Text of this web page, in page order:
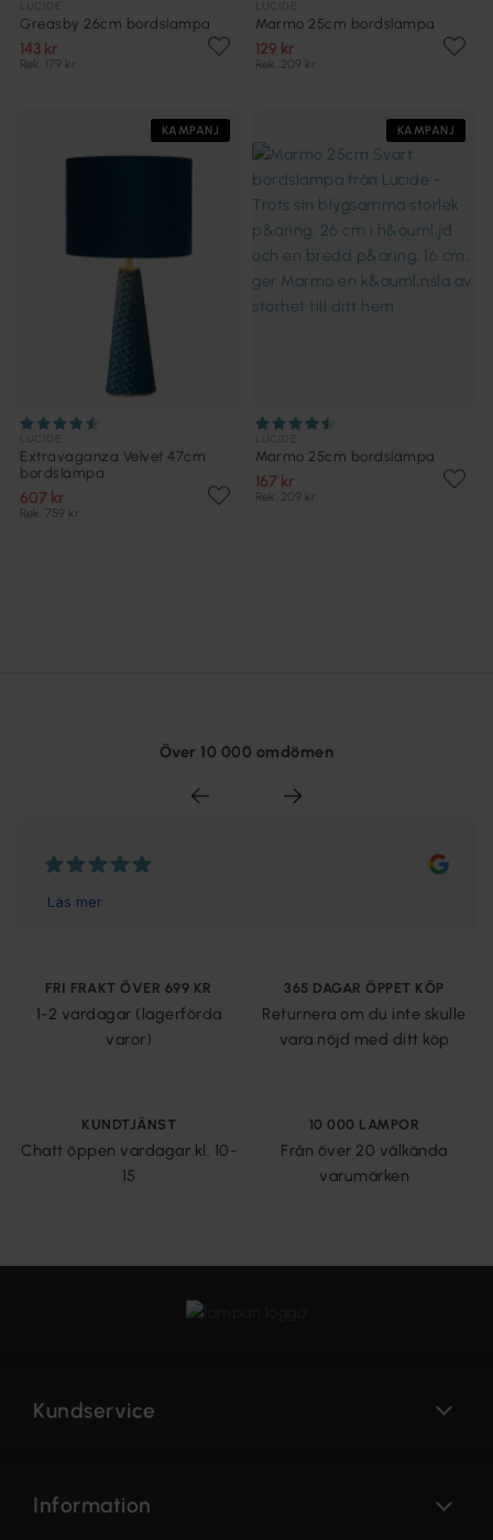
Greasby 26cm bordslampa
143 kr
Rek. 179 kr
Marmo 25cm bordslampa
129 kr
Rek. 209 kr
KAMPANJ
Extravaganza Velvet 47cm
bordslampa
607 kr
Rek. 759 kr
KAMPANJ
Marmo 25cm bordslampa
167 kr
Rek. 209 kr
Över 10 000 omdömen
FRI FRAKT ÖVER 699 KR
1-2 vardagar (lagerförda
varor)
365 DAGAR ÖPPET KÖP
Returnera om du inte skulle
vara nöjd med ditt köp
KUNDTJÄNST
Chatt öppen vardagar kl. 10-
15
10 000 LAMPOR
Från över 20 välkända
varumärken
Kundservice
Information